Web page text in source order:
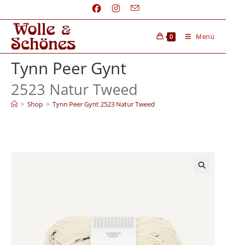
0 Menü
Tynn Peer Gynt
2523 Natur Tweed
> Shop > Tynn Peer Gynt 2523 Natur Tweed